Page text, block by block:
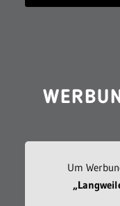
Um